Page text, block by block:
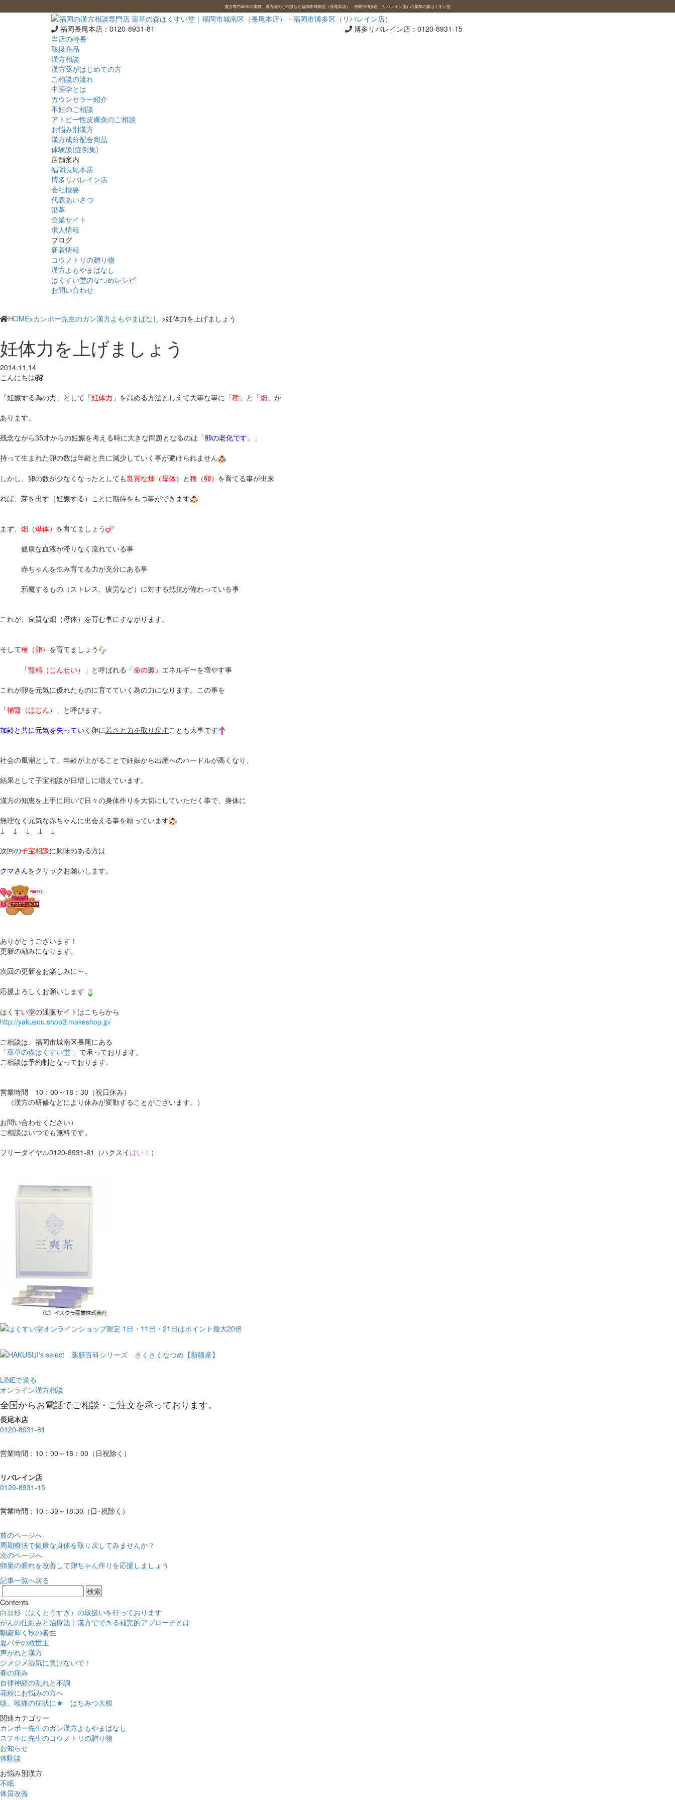
漢方専門40年の実績、漢方薬のご相談なら福岡市城南区（長尾本店）・福岡市博多区（リバレイン店）の薬草の森はくすい堂
福岡長尾本店： 0120-8931-81 博多リバレイン店： 0120-8931-15
当店の特長
取扱商品
漢方相談
漢方薬がはじめての方
ご相談の流れ
中医学とは
カウンセラー紹介
不妊のご相談
アトピー性皮膚炎のご相談
お悩み別漢方
漢方成分配合商品
体験談(症例集)
店舗案内
福岡長尾本店
博多リバレイン店
会社概要
代表あいさつ
沿革
企業サイト
求人情報
ブログ
新着情報
コウノトリの贈り物
漢方よもやまばなし
はくすい堂のなつめレシピ
お問い合わせ
HOME>カンポー先生のガン漢方よもやまばなし >妊体力を上げましょう
妊体力を上げましょう
2014.11.14
こんにちは
「妊娠する為の力」として「妊体力 」を高める方法としえて大事な事に「種 」と「畑 」が
あります。
残念ながら35才からの妊娠を考える時に大きな問題となるのは「卵の老化です。
」
持って生まれた卵の数は年齢と共に減少していく事が避けられません
しかし、卵の数が少なくなったとしても 良質な畑（母体） と種（卵） を育てる事が出来
れば、芽を出す［妊娠する）ことに期待をもつ事ができます
まず、 畑（母体） を育てましょう
健康な血液が滞りなく流れている事
赤ちゃんを生み育てる力が充分にある事
邪魔するもの（ストレス、疲労など）に対する抵抗が備わっている事
これが、良質な畑（母体）を育む事にすながります。
そして種（卵） を育てましょう
「腎精（じんせい） 」と呼ばれる「命の源 」エネルギーを増やす事
これが卵を元気に優れたものに育てていく為の力になります。この事を
「補腎（ほじん）
」と呼びます。
加齢と共に元気を失っていく卵に若さと力を取り戻すことも大事です
社会の風潮として、年齢が上がることで妊娠から出産へのハードルが高くなり、
結果として子宝相談が日増しに増えています。
漢方の知恵を上手に用いて日々の身体作りを大切にしていただく事で、身体に
無理なく元気な赤ちゃんに出会える事を願っています
↓ ↓ ↓ ↓ ↓
次回の子宝相談に興味のある方は
クマさんをクリックお願いします。
ありがとうございます！
更新の励みになります。
次回の更新をお楽しみに～。
応援よろしくお願いします
はくすい堂の通販サイトはこちらから
http://yakusou.shop2.makeshop.jp/
ご相談は、福岡市城南区長尾にある
「薬草の森はくすい堂 」で承っております。
ご相談は予約制となっております。
営業時間 10：00～18：30（祝日休み）
（漢方の研修などにより休みが変動することがございます。）
お問い合わせください）
ご相談はいつでも無料です。
フリーダイヤル0120-8931-81（ハクスイはい！ ）
LINEで送る
オンライン漢方相談
全国からお電話でご相談・ご注文を承っております。
長尾本店
0120-8931-81
営業時間：10：00～18：00（日祝除く）
リバレイン店
0120-8931-15
営業時間：10：30～18:30（日･祝除く）
前のページへ
周期療法で健康な身体を取り戻してみませんか？
次のページへ
卵巣の腫れを改善して卵ちゃん作りを応援しましょう
記事一覧へ戻る
Contents
白豆杉（はくとうすぎ）の取扱いを行っております
がんの仕組みと治療法｜漢方でできる補完的アプローチとは
朝露輝く秋の養生
夏バテの救世主
声がれと漢方
ジメジメ湿気に負けないで！
春の痒み
自律神経の乱れと不調
花粉にお悩みの方へ
咳、喉痛の症状に★ はちみつ大根
関連カテゴリー
カンポー先生のガン漢方よもやまばなし
ステキに先生のコウノトリの贈り物
お知らせ
体験談
お悩み別漢方
不眠
体質改善